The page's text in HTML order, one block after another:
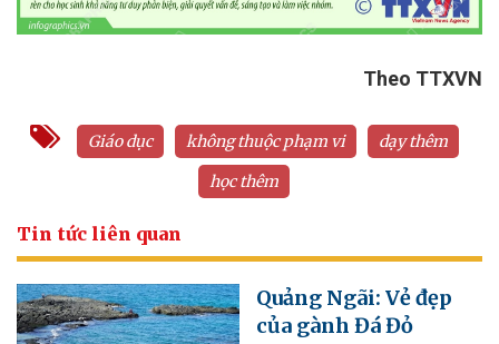
Theo TTXVN
Giáo dục không thuộc phạm vi
dạy thêm
học thêm
Tin tức liên quan
Quảng Ngãi: Vẻ đẹp
của gành Đá Đỏ